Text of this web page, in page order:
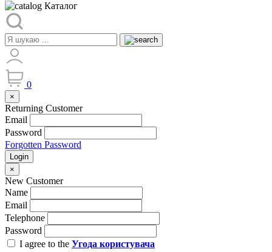
Каталог
0
×
Returning Customer
Email
Password
Forgotten Password
Login
×
New Customer
Name
Email
Telephone
Password
I agree to the Угода користувача